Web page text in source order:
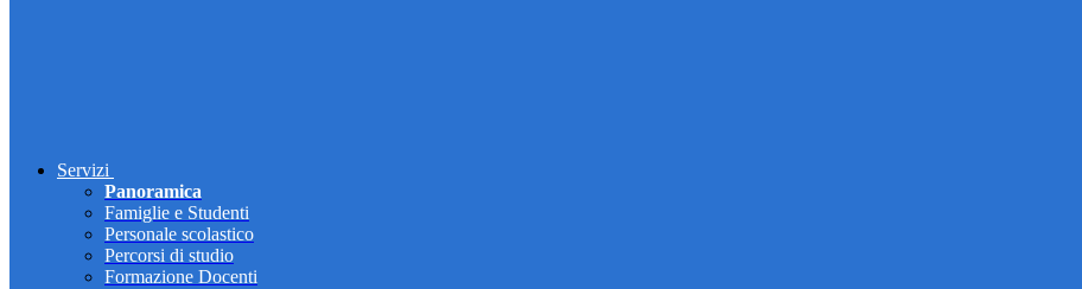
Servizi
Panoramica
Famiglie e Studenti
Personale scolastico
Percorsi di studio
Formazione Docenti